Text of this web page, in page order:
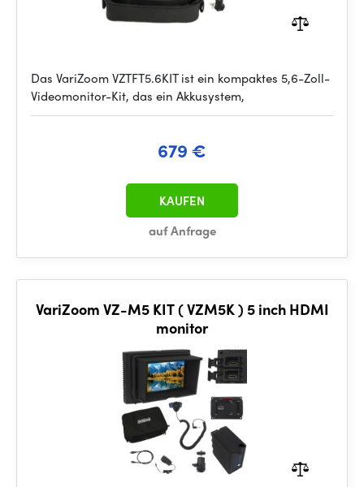
Das VariZoom VZTFT5.6KIT ist ein kompaktes 5,6-Zoll-
Videomonitor-Kit, das ein Akkusystem,
679 €
auf Anfrage
KAUFEN
VariZoom VZ-M5 KIT ( VZM5K ) 5 inch HDMI
monitor